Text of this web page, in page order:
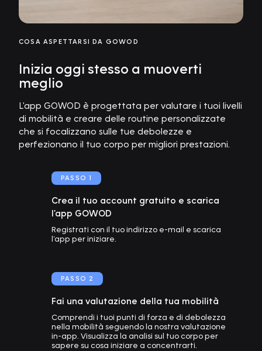
COSA ASPETTARSI DA GOWOD
Inizia oggi stesso a muoverti
meglio
L'app GOWOD è progettata per valutare i tuoi livelli
di mobilità e creare delle routine personalizzate
che si focalizzano sulle tue debolezze e
perfezionano il tuo corpo per migliori prestazioni.
PASSO1
Crea il tuo account gratuito e scarica
l'app GOWOD
Registrati con il tuo indirizzo e-mail e scarica
l'app per iniziare.
PASSO2
Fai una valutazione della tua mobilità
Comprendi i tuoi punti di forza e di debolezza
nella mobilità seguendo la nostra valutazione
in-app. Visualizza la analisi sul tuo corpo per
sapere su cosa iniziare a concentrarti.